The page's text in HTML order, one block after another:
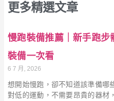
更多精選文章
慢跑裝備推薦｜新手跑
裝備一次看
6 7 月, 2026
想開始慢跑，卻不知道該準備哪
對低的運動，不需要昂貴的器材